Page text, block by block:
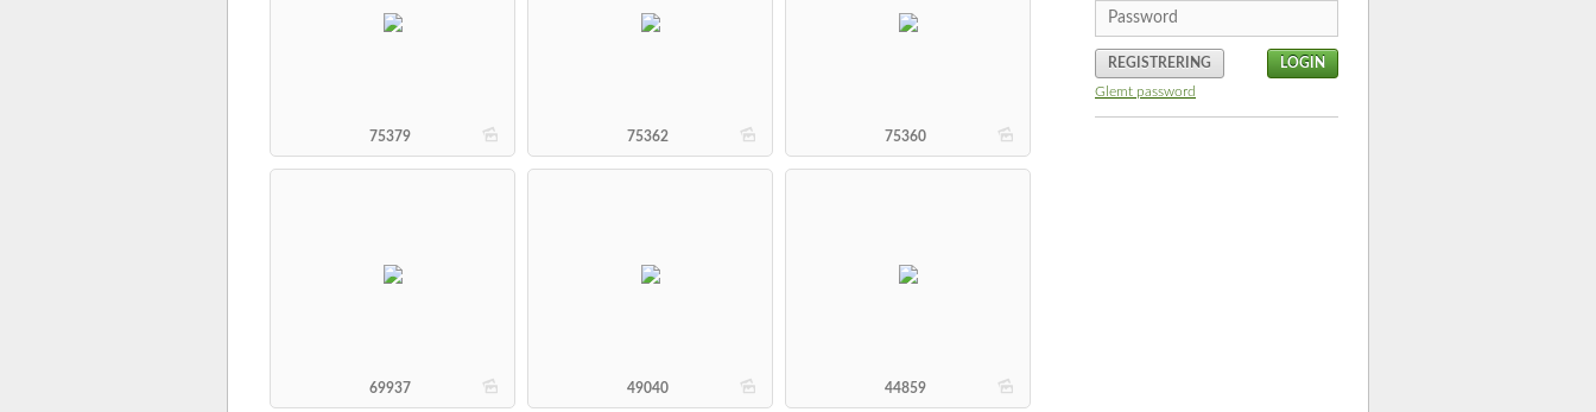
b
75379 b
75362 b
75360
b
69937 b
49040 b
44859
REGISTRERING
Glemt password